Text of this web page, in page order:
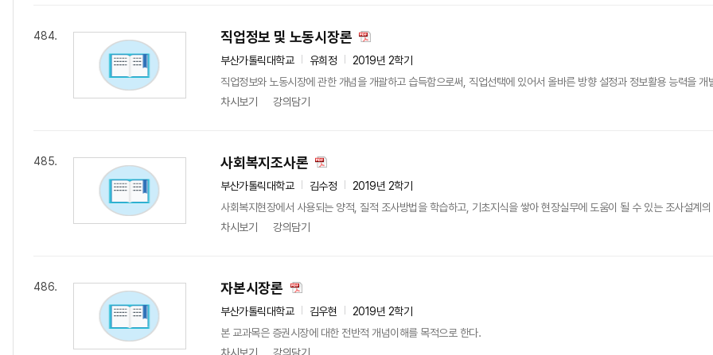
484. 직업정보 및 노동시장론
부산가톨릭대학교 유희정
2019년 2학기
직업정보와 노동시장에 관한 개념을 개괄하고 습득함으로써, 직업선택에 있어서 올바른 방향 설정과 정보활용 능력을 개
차시보기
강의담기
485. 사회복지조사론
부산가톨릭대학교 김수정
2019년 2학기
사회복지현장에서 사용되는 양적, 질적 조사방법을 학습하고, 기초지식을 쌓아 현장실무에 도움이 될 수 있는 조사설계
차시보기
강의담기
486. 자본시장론
부산가톨릭대학교 김우현
2019년 2학기
본 교과목은 증권시장에 대한 전반적 개념이해를 목적으로 한다.